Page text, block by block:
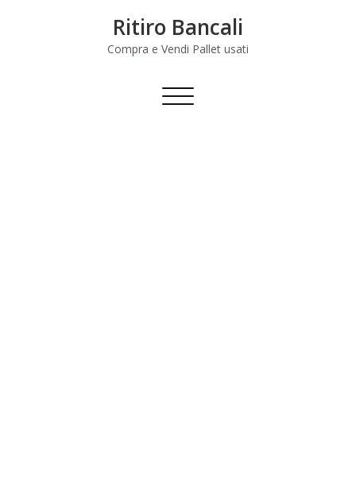
Ritiro Bancali
Compra e Vendi Pallet usati
Commuta